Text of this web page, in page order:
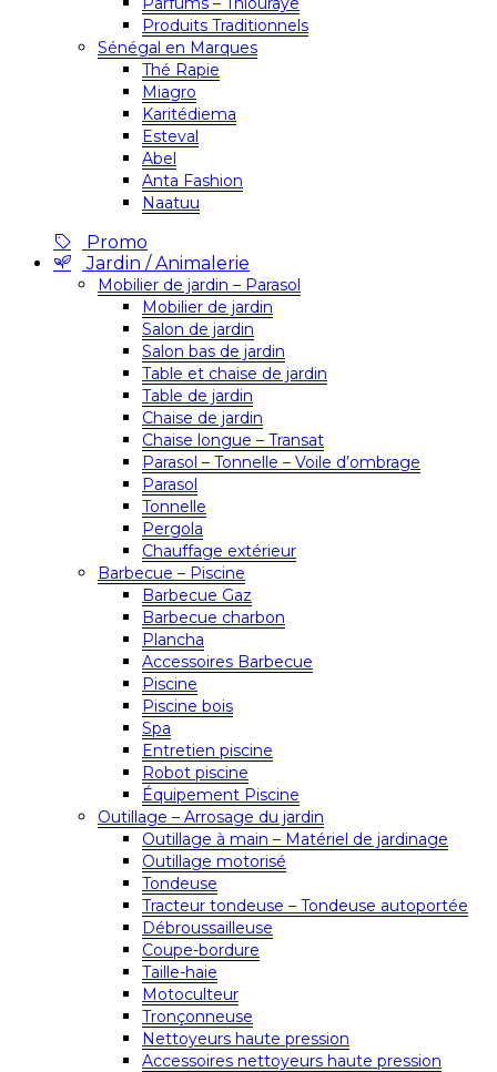
Produits Traditionnels
Sénégal en Marques
Thé Rapie
Miagro
Karitédiema
Esteval
Abel
Anta Fashion
Naatuu
Promo
Jardin / Animalerie
Mobilier de jardin – Parasol
Mobilier de jardin
Salon de jardin
Salon bas de jardin
Table et chaise de jardin
Table de jardin
Chaise de jardin
Chaise longue – Transat
Parasol – Tonnelle – Voile d’ombrage
Parasol
Tonnelle
Pergola
Chauffage extérieur
Barbecue – Piscine
Barbecue Gaz
Barbecue charbon
Plancha
Accessoires Barbecue
Piscine
Piscine bois
Spa
Entretien piscine
Robot piscine
Équipement Piscine
Outillage – Arrosage du jardin
Outillage à main – Matériel de jardinage
Outillage motorisé
Tondeuse
Tracteur tondeuse – Tondeuse autoportée
Débroussailleuse
Coupe-bordure
Taille-haie
Motoculteur
Tronçonneuse
Nettoyeurs haute pression
Accessoires nettoyeurs haute pression